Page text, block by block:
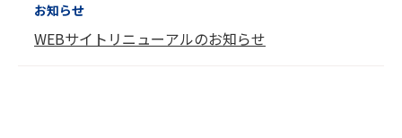
お知らせ
WEBサイトリニューアルのお知らせ